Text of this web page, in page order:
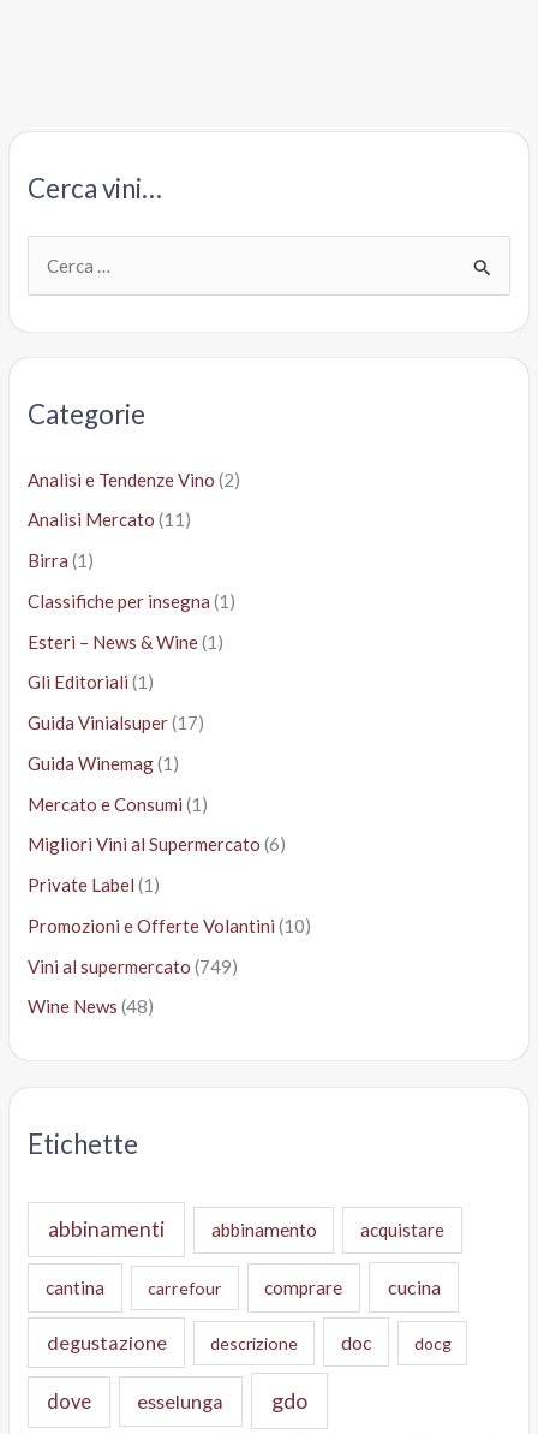
Cerca vini…
Categorie
Analisi e Tendenze Vino (2)
Analisi Mercato (11)
Birra (1)
Classifiche per insegna (1)
Esteri – News & Wine(1)
Gli Editoriali (1)
Guida Vinialsuper(17)
Guida Winemag(1)
Mercato e Consumi (1)
Migliori Vini al Supermercato (6)
Private Label (1)
Promozioni e Offerte Volantini (10)
Vini al supermercato (749)
Wine News (48)
Etichette
abbinamenti abbinamento acquistare
cantina carrefour comprare cucina
degustazione descrizione doc docg
dove esselunga gdo